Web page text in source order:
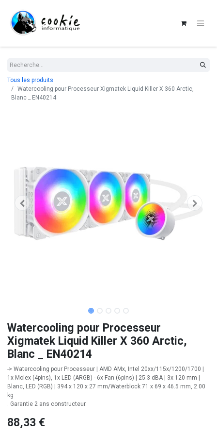
Tous les produits
Watercooling pour Processeur Xigmatek Liquid Killer X 360 Arctic,
Blanc _ EN40214
Watercooling pour Processeur
Xigmatek Liquid Killer X 360 Arctic,
Blanc _ EN40214
-> Watercooling pour Processeur | AMD AMx, Intel 20xx/115x/1200/1700 |
1x Molex (4pins), 1x LED (ARGB) - 6x Fan (6pins) | 25.3 dBA | 3x 120 mm |
Blanc, LED (RGB) | 394 x 120 x 27 mm/Waterblock 71 x 69 x 46.5 mm, 2.00
kg
. Garantie 2 ans constructeur.
88,33 €